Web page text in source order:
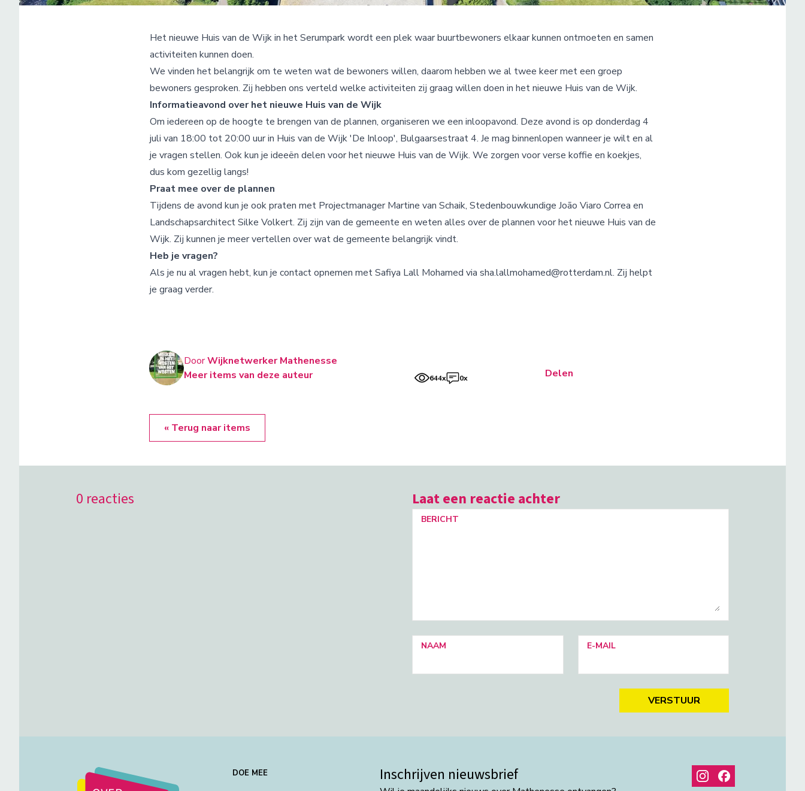
Het nieuwe Huis van de Wijk in het Serumpark wordt een plek waar buurtbewoners elkaar kunnen ontmoeten en samen
activiteiten kunnen doen.
We vinden het belangrijk om te weten wat de bewoners willen, daarom hebben we al twee keer met een groep
bewoners gesproken. Zij hebben ons verteld welke activiteiten zij graag willen doen in het nieuwe Huis van de Wijk.
Informatieavond over het nieuwe Huis van de Wijk
Om iedereen op de hoogte te brengen van de plannen, organiseren we een inloopavond. Deze avond is op donderdag 4
juli van 18:00 tot 20:00 uur in Huis van de Wijk 'De Inloop', Bulgaarsestraat 4. Je mag binnenlopen wanneer je wilt en al
je vragen stellen. Ook kun je ideeën delen voor het nieuwe Huis van de Wijk. We zorgen voor verse koffie en koekjes,
dus kom gezellig langs!
Praat mee over de plannen
Tijdens de avond kun je ook praten met Projectmanager Martine van Schaik, Stedenbouwkundige João Viaro Correa en
Landschapsarchitect Silke Volkert. Zij zijn van de gemeente en weten alles over de plannen voor het nieuwe Huis van de
Wijk. Zij kunnen je meer vertellen over wat de gemeente belangrijk vindt.
Heb je vragen?
Als je nu al vragen hebt, kun je contact opnemen met Safiya Lall Mohamed via sha.lallmohamed@rotterdam.nl. Zij helpt
je graag verder.
DoorWijknetwerker Mathenesse
Meer items van deze auteur
644x 0x Delen
« Terug naar items
0 reacties Laat een reactie achter
BERICHT
NAAM E-MAIL
VERSTUUR
DOE MEE Inschrijven nieuwsbrief